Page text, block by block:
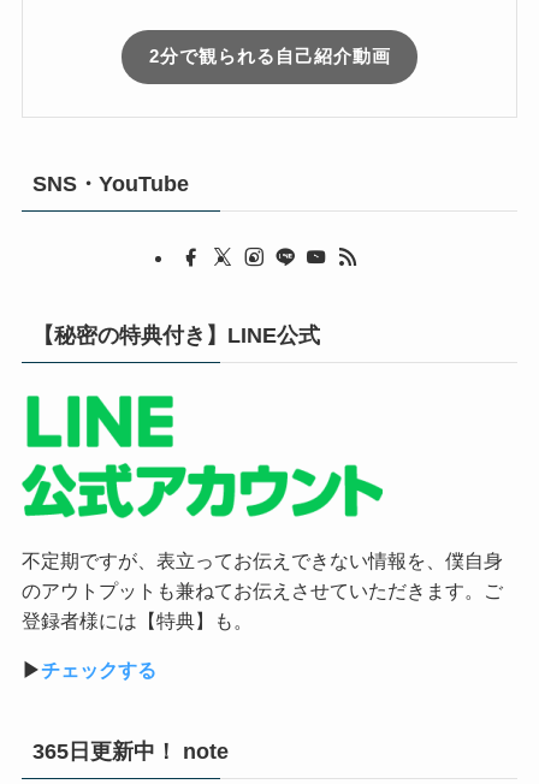
2分で観られる自己紹介動画
SNS・YouTube
【秘密の特典付き】LINE公式
不定期ですが、表立ってお伝えできない情報を、僕自身
のアウトプットも兼ねてお伝えさせていただきます。ご
登録者様には【特典】も。
▶︎チェックする
365日更新中！ note